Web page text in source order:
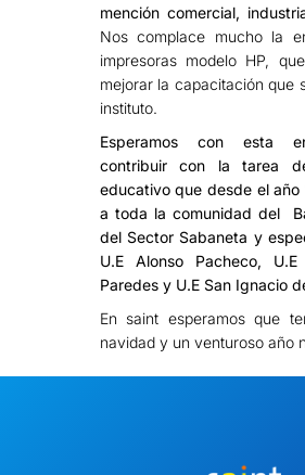
mención comercial,
Nos complace mucho la
impresoras modelo HP,
mejorar la capacitación que
instituto.
Esperamos con esta
contribuir con la tarea
educativo que desde el año
a toda la comunidad del
del Sector Sabaneta y
U.E Alonso Pacheco,
Paredes y U.E San Ignacio
En saint esperamos que
navidad y un venturoso año